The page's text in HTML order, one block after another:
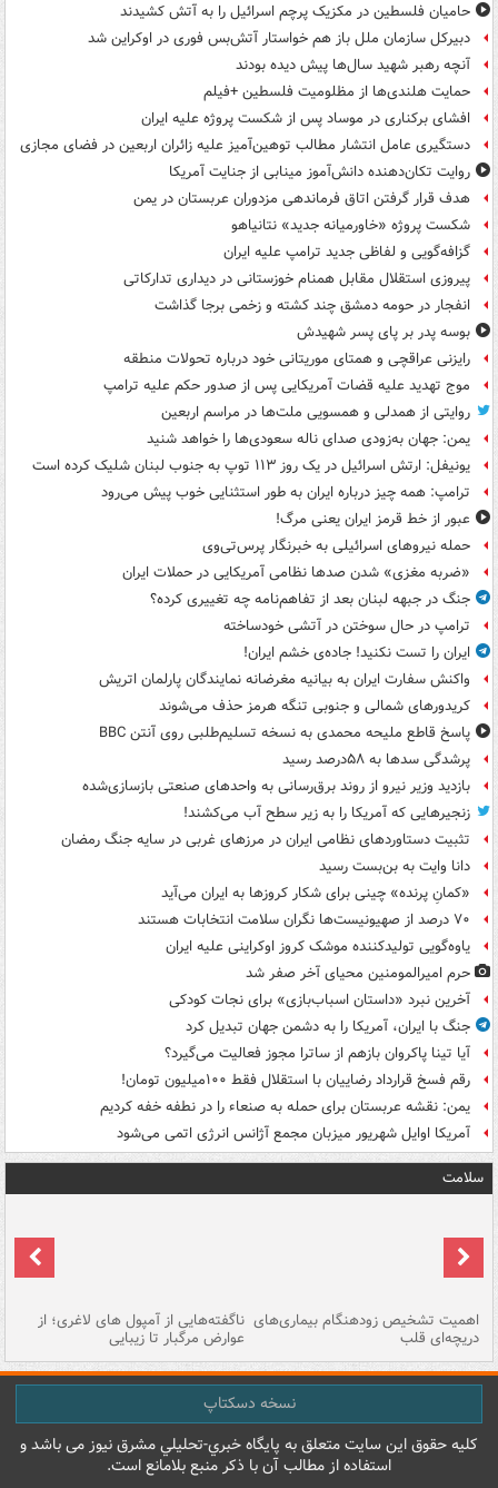
حامیان فلسطین در مکزیک پرچم اسرائیل را به آتش کشیدند
دبیرکل سازمان ملل باز هم خواستار آتش‌بس فوری در اوکراین شد
آنچه رهبر شهید سال‌ها پیش دیده بودند
حمایت هلندی‌ها از مظلومیت فلسطین +فیلم
افشای برکناری در موساد پس از شکست پروژه علیه ایران
دستگیری عامل انتشار مطالب توهین‌آمیز علیه زائران اربعین در فضای مجازی
روایت تکان‌دهنده دانش‌آموز مینابی از جنایت آمریکا
هدف قرار گرفتن اتاق‌ فرماندهی مزدوران عربستان در یمن
شکست پروژه «خاورمیانه جدید» نتانیاهو
گزافه‌گویی و لفاظی جدید ترامپ علیه ایران
پیروزی استقلال مقابل همنام خوزستانی در دیداری تدارکاتی
انفجار در حومه دمشق چند کشته و زخمی برجا گذاشت
بوسه‌ پدر بر پای پسر شهیدش
رایزنی عراقچی و همتای موریتانی خود درباره تحولات منطقه
موج تهدید علیه قضات آمریکایی پس از صدور حکم علیه ترامپ
روایتی از همدلی و همسویی ملت‌ها در مراسم اربعین
یمن: جهان به‌زودی صدای ناله سعودی‌ها را خواهد شنید
یونیفل: ارتش اسرائیل در یک روز ۱۱۳ توپ به جنوب لبنان شلیک کرده است
ترامپ: همه چیز درباره ایران به طور استثنایی خوب پیش می‌رود
عبور از خط قرمز ایران یعنی مرگ!
حمله نیروهای اسرائیلی به خبرنگار پرس‌تی‌وی
«ضربه مغزی» شدن صدها نظامی آمریکایی در حملات ایران
جنگ در جبهه لبنان بعد از تفاهم‌نامه چه تغییری کرده؟
ترامپ در حال سوختن در آتشی خودساخته
ایران را تست نکنید! جاده‌ی خشم ایران!
واکنش سفارت ایران به بیانیه مغرضانه نمایندگان پارلمان اتریش
کریدورهای شمالی و جنوبی تنگه هرمز حذف می‌شوند
پاسخ قاطع ملیحه محمدی به نسخه تسلیم‌طلبی روی آنتن BBC
پرشدگی سدها به ۵۸درصد رسید
بازدید وزیر نیرو از روند برق‌رسانی به واحدهای صنعتی بازسازی‌شده
زنجیرهایی که آمریکا را به زیر سطح آب می‌کشند!
تثبیت دستاوردهای نظامی ایران در مرزهای غربی در سایه جنگ رمضان
دانا وایت به بن‌بست رسید
«کمانِ پرنده» چینی برای شکار کروزها به ایران می‌آید
۷۰ درصد از صهیونیست‌ها نگران سلامت انتخابات هستند
یاوه‌گویی تولیدکننده موشک کروز اوکراینی علیه ایران
حرم امیرالمومنین محیای آخر صفر شد
آخرین نبرد «داستان اسباب‌بازی» برای نجات کودکی
جنگ با ایران، آمریکا را به دشمن جهان تبدیل کرد
آیا تینا پاکروان بازهم از ساترا مجوز فعالیت می‌گیرد؟
رقم فسخ قرارداد رضاییان با استقلال فقط ۱۰۰میلیون تومان!
یمن: نقشه عربستان برای حمله به صنعاء را در نطفه خفه کردیم
آمریکا اوایل شهریور میزبان مجمع آژانس انرژی اتمی می‌شود
سلامت
اهمیت تشخیص زودهنگام بیماری‌های
دریچه‌ای قلب
ناگفته‌هایی از آمپول های لاغری؛ از
عوارض مرگبار تا زیبایی
نسخه دسکتاپ
کليه حقوق اين سايت متعلق به پایگاه خبري-تحليلي مشرق نيوز می باشد و
استفاده از مطالب آن با ذکر منبع بلامانع است.